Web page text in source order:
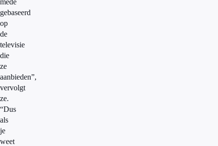
mede
gebaseerd
op
de
televisie
die
ze
aanbieden”,
vervolgt
ze.
“Dus
als
je
weet